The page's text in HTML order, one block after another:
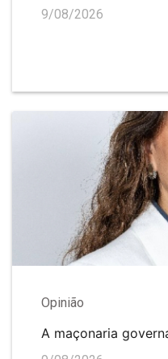
9/08/2026
Opinião
A maçonaria